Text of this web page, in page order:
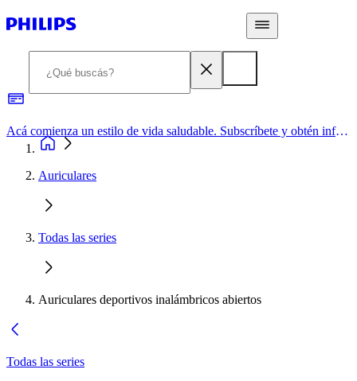
Acá comienza un estilo de vida saludable. Subscríbete y obtén información de primera mano
Auriculares
Todas las series
Auriculares deportivos inalámbricos abiertos
Todas las series